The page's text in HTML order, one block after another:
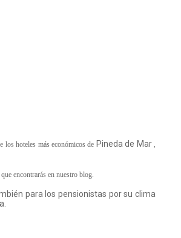
los hoteles más económicos de Pineda de Mar ,
que encontrarás en nuestro blog.
para los pensionistas por su clima